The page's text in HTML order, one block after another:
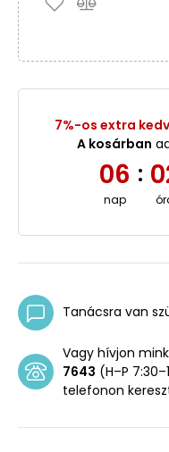
7%-os extra
A kosárban
06
nap
:
Tanácsra van
Vagy hívjon
7643 (H–P
telefonon